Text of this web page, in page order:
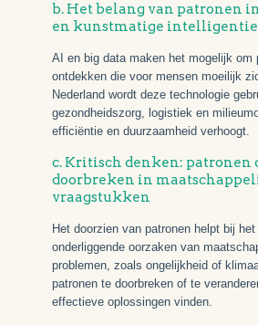
b. Het belang van patronen
en kunstmatige intelligentie
AI en big data maken het mogelijk om
ontdekken die voor mensen moeilijk
Nederland wordt deze technologie
gezondheidszorg, logistiek en
efficiëntie en duurzaamheid verhoogt.
c. Kritisch denken: patronen
doorbreken in
vraagstukken
Het doorzien van patronen helpt bij
onderliggende oorzaken van
problemen, zoals ongelijkheid of
patronen te doorbreken of te
effectieve oplossingen vinden.